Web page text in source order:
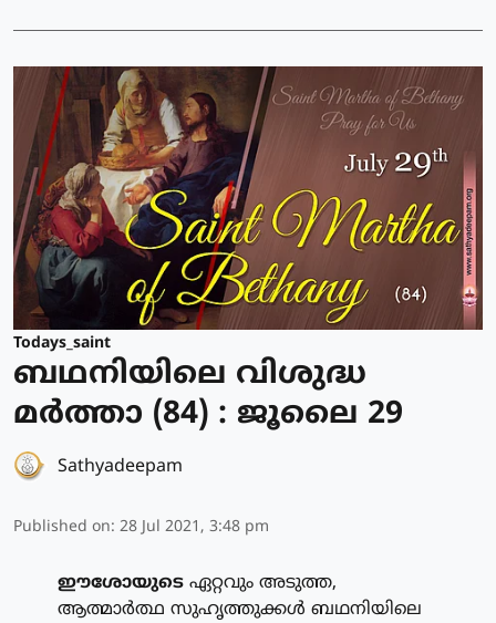
Todays_saint
ബഥനിയിലെ വിശുദ്ധ
മര്‍ത്താ (84) : ജൂലൈ 29
Sathyadeepam
Published on: 28 Jul 2021, 3:48 pm
ഈശോയുടെ ഏറ്റവും അടുത്ത,
ആത്മാര്‍ത്ഥ സുഹൃത്തുക്കള്‍ ബഥനിയിലെ